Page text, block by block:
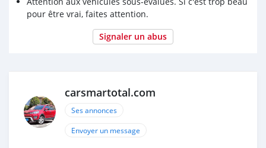
pour être vrai, faites attention.
Signaler un abus
carsmartotal.com
Ses annonces
Envoyer un message